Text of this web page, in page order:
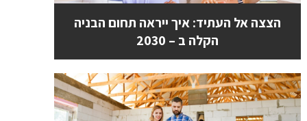
הצצה אל העתיד: איך ייראה תחום הבניה
הקלה ב – 2030